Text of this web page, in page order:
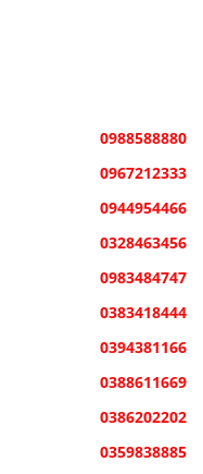
0988588880
0967212333
0944954466
0328463456
0983484747
0383418444
0394381166
0388611669
0386202202
0359838885